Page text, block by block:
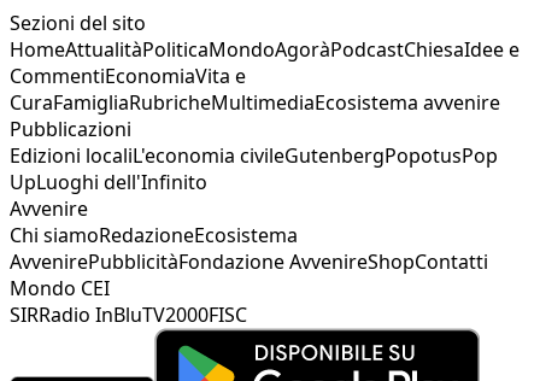
Sezioni del sito
HomeAttualitàPoliticaMondoAgoràPodcastChiesaIdee e
CommentiEconomiaVita e
CuraFamigliaRubricheMultimediaEcosistema avvenire
Pubblicazioni
Edizioni localiL'economia civileGutenbergPopotusPop
UpLuoghi dell'Infinito
Avvenire
Chi siamoRedazioneEcosistema
AvvenirePubblicitàFondazione AvvenireShopContatti
Mondo CEI
SIRRadio InBluTV2000FISC